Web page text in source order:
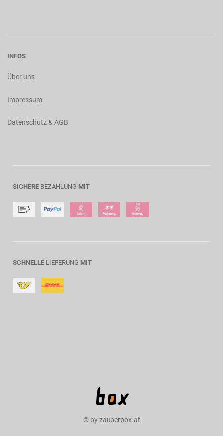
INFOS
Über uns
Impressum
Datenschutz & AGB
SICHERE BEZAHLUNG MIT
SCHNELLE LIEFERUNG MIT
© by zauberbox.at